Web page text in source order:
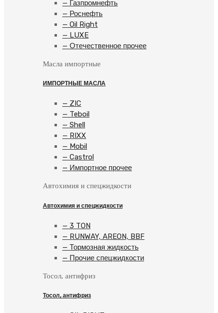
— Газпромнефть
— Роснефть
— Oil Right
— LUXE
— Отечественное прочее
Масла импортные
ИМПОРТНЫЕ МАСЛА
— ZIC
— Teboil
— Shell
— RIXX
— Mobil
— Castrol
— Импортное прочее
Автохимия и спецжидкости
Автохимия и спецжидкости
— 3 TON
— RUNWAY, AREON, BBF
— Тормозная жидкость
— Прочие спецжидкости
Тосол, антифриз
Тосол, антифриз